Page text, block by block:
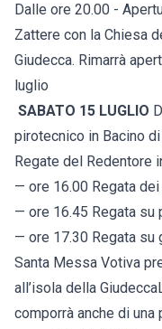
Dalle ore 20.00 -
Zattere con la Chiesa
Giudecca. Rimarrà
luglio
SABATO 15 LUGLIO
pirotecnico in Bacino
Regate del Redentore
— ore 16.00 Regata
— ore 16.45 Regata su
— ore 17.30 Regata su
Santa Messa Votiva
all’isola della
comporrà anche di